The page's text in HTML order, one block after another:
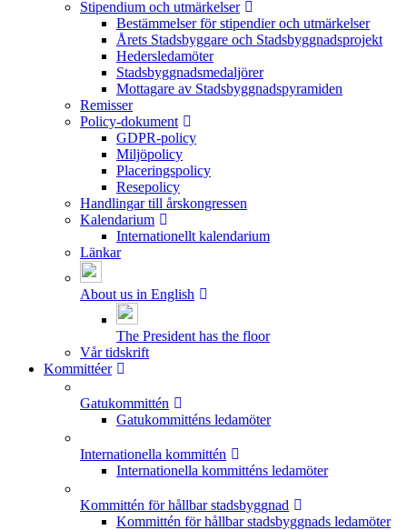
Stipendium och utmärkelser
Bestämmelser för stipendier och utmärkelser
Årets Stadsbyggare och Stadsbyggnadsprojekt
Hedersledamöter
Stadsbyggnadsmedaljörer
Mottagare av Stadsbyggnadspyramiden
Remisser
Policy-dokument
GDPR-policy
Miljöpolicy
Placeringspolicy
Resepolicy
Handlingar till årskongressen
Kalendarium
Internationellt kalendarium
Länkar
About us in English
The President has the floor
Vår tidskrift
Kommittéer
Gatukommittén
Gatukommitténs ledamöter
Internationella kommittén
Internationella kommitténs ledamöter
Kommittén för hållbar stadsbyggnad
Kommittén för hållbar stadsbyggnads ledamöter